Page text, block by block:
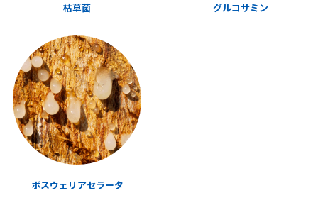
枯草菌 グルコサミン
ボスウェリアセラータ